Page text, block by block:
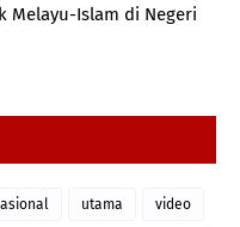
Melayu-Islam di Negeri
utama video